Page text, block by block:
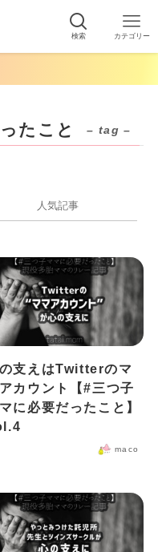
検索 カテゴリー
たこと – tag –
人気記事
支えはTwitterのマ
カウント【#三つ子
に必要だったこと】
maco